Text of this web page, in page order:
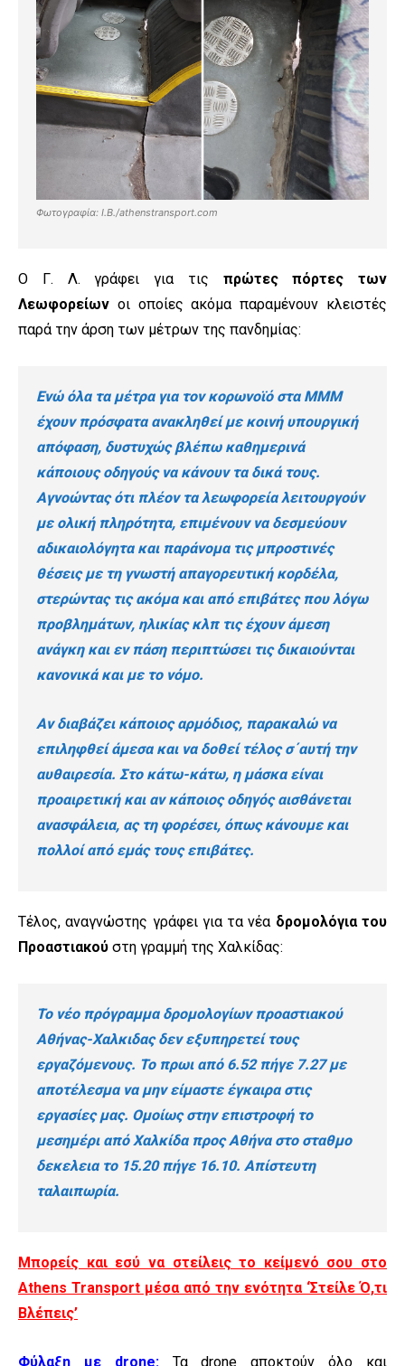
Φωτογραφία: I.B./athenstransport.com
Ο Γ. Λ. γράφει για τις πρώτες πόρτες των
Λεωφορείων οι οποίες ακόμα παραμένουν κλειστές
παρά την άρση των μέτρων της πανδημίας:
Ενώ όλα τα μέτρα για τον κορωνοϊόστα ΜΜΜ
έχουν πρόσφατα ανακληθεί με κοινή υπουργική
απόφαση, δυστυχώς βλέπω καθημερινά
κάποιους οδηγούς να κάνουν τα δικά τους.
Αγνοώνταςότιπλέον τα λεωφορεία λειτουργούν
με ολική πληρότητα, επιμένουν να δεσμεύουν
αδικαιολόγητα και παράνομα τις μπροστινές
θέσεις με τη γνωστή απαγορευτική κορδέλα,
στερώντας τις ακόμα και απόεπιβάτες που λόγω
προβλημάτων, ηλικίας κλπ τις έχουν άμεση
ανάγκη και εν πάση περιπτώσει τις δικαιούνται
κανονικά και με το νόμο.
Αν διαβάζει κάποιος αρμόδιος, παρακαλώ να
επιληφθεί άμεσα και να δοθεί τέλος σ΄αυτή την
αυθαιρεσία. Στο κάτω-κάτω, η μάσκα είναι
προαιρετική και αν κάποιος οδηγός αισθάνεται
ανασφάλεια, ας τη φορέσει, όπως κάνουμε και
πολλοί απόεμάς τους επιβάτες.
Τέλος, αναγνώστης γράφει για τα νέα δρομολόγια του
Προαστιακού στη γραμμή της Χαλκίδας:
Το νέο πρόγραμμα δρομολογίων προαστιακού
Αθήνας-Χαλκιδας δεν εξυπηρετεί τους
εργαζόμενους. Το πρωι από 6.52 πήγε 7.27 με
αποτέλεσμα να μην είμαστε έγκαιρα στις
εργασίες μας. Ομοίως στην επιστροφή το
μεσημέρι από Χαλκίδα προς Αθήνα στο σταθμο
δεκελεια το 15.20 πήγε 16.10. Απίστευτη
ταλαιπωρία.
Μπορείς και εσύ να στείλεις το κείμενό σου στο
Athens Transport μέσα από την ενότητα ‘Στείλε Ό,τι
Βλέπεις’
Φύλαξη με drone:Τα drone αποκτούν όλο και